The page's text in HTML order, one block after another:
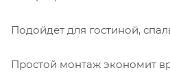
Подойдет для гостиной,
Простой монтаж экономит